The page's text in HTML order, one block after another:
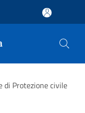
di Protezione civile